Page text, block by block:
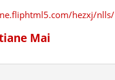
hezxj/nlls/
Mai